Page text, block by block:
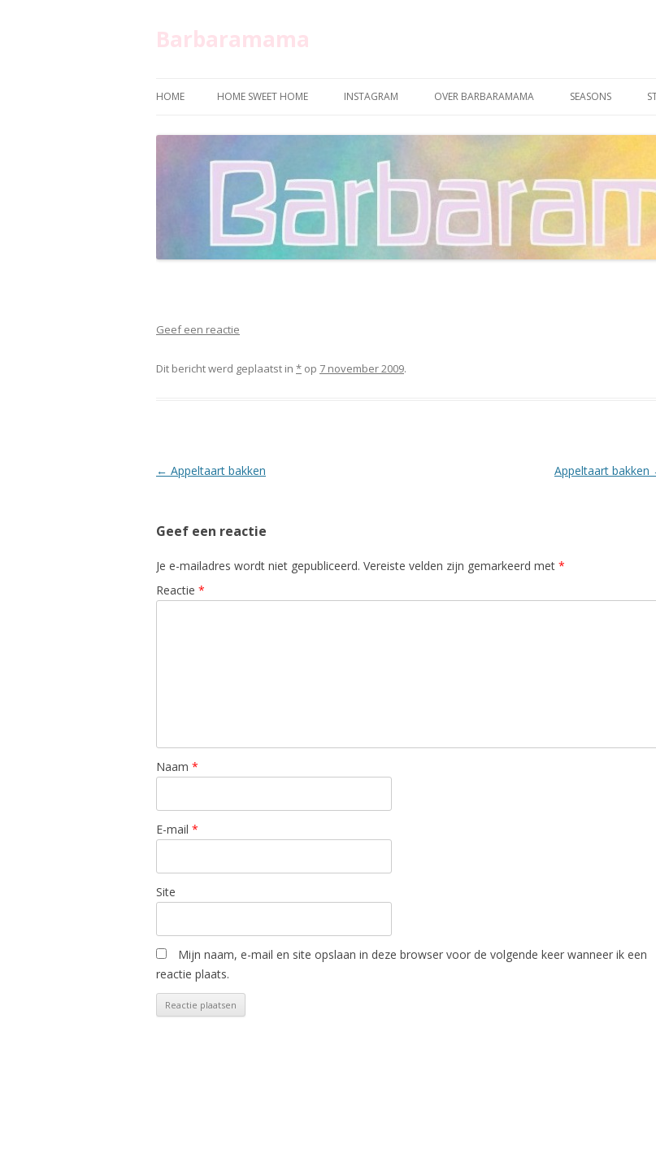
Barbaramama
HOME HOME SWEET HOME INSTAGRAM OVER BARBARAMAMA SEASONS
Geef een reactie
Dit bericht werd geplaatst in * op 7 november 2009.
Berichtnavigatie
← Appeltaart bakken Appeltaart bakken
Geef een reactie
Je e-mailadres wordt niet gepubliceerd. Vereiste velden zijn gemarkeerd met *
Reactie *
Naam *
E-mail *
Site
Mijn naam, e-mail en site opslaan in deze browser voor de volgende keer wanneer ik een
reactie plaats.